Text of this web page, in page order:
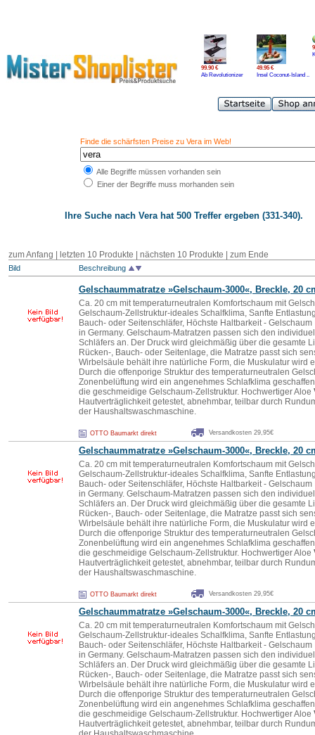
99.90 €
Ab Revolutionizer
49.95 €
Insel Coconut-Island ..
Finde die schärfsten Preise zu Vera im Web!
Alle Begriffe müssen vorhanden sein
Einer der Begriffe muss morhanden sein
Ihre Suche nach Verahat 500 Treffer ergeben (331-340).
zum Anfang letzten 10 Produkte nächsten 10 Produkte zum Ende
Bild Beschreibung
Gelschaummatratze »Gelschaum-3000«, Breckle, 20
Ca. 20 cm mit temperaturneutralen Komfortschaum mit
Gelschaum-Zellstruktur-ideales Schalfklima, Sanfte
Bauch- oder Seitenschläfer, Höchste Haltbarkeit -
in Germany. Gelschaum-Matratzen passen sich den
Schläfers an. Der Druck wird gleichmäßig über die gesamte
Rücken-, Bauch- oder Seitenlage, die Matratze passt sich
Wirbelsäule behält ihre natürliche Form, die Muskulatur wird
Durch die offenporige Struktur des temperaturneutralen
Zonenbelüftung wird ein angenehmes Schlafklima
die geschmeidige Gelschaum-Zellstruktur. Hochwertiger Aloe
Hautverträglichkeit getestet, abnehmbar, teilbar durch
der Haushaltswaschmaschine.
OTTO Baumarkt direkt Versandkosten 29,95€
Gelschaummatratze »Gelschaum-3000«, Breckle, 20
Ca. 20 cm mit temperaturneutralen Komfortschaum mit
Gelschaum-Zellstruktur-ideales Schalfklima, Sanfte
Bauch- oder Seitenschläfer, Höchste Haltbarkeit -
in Germany. Gelschaum-Matratzen passen sich den
Schläfers an. Der Druck wird gleichmäßig über die gesamte
Rücken-, Bauch- oder Seitenlage, die Matratze passt sich
Wirbelsäule behält ihre natürliche Form, die Muskulatur wird
Durch die offenporige Struktur des temperaturneutralen
Zonenbelüftung wird ein angenehmes Schlafklima
die geschmeidige Gelschaum-Zellstruktur. Hochwertiger Aloe
Hautverträglichkeit getestet, abnehmbar, teilbar durch
der Haushaltswaschmaschine.
OTTO Baumarkt direkt Versandkosten 29,95€
Gelschaummatratze »Gelschaum-3000«, Breckle, 20
Ca. 20 cm mit temperaturneutralen Komfortschaum mit
Gelschaum-Zellstruktur-ideales Schalfklima, Sanfte
Bauch- oder Seitenschläfer, Höchste Haltbarkeit -
in Germany. Gelschaum-Matratzen passen sich den
Schläfers an. Der Druck wird gleichmäßig über die gesamte
Rücken-, Bauch- oder Seitenlage, die Matratze passt sich
Wirbelsäule behält ihre natürliche Form, die Muskulatur wird
Durch die offenporige Struktur des temperaturneutralen
Zonenbelüftung wird ein angenehmes Schlafklima
die geschmeidige Gelschaum-Zellstruktur. Hochwertiger Aloe
Hautverträglichkeit getestet, abnehmbar, teilbar durch